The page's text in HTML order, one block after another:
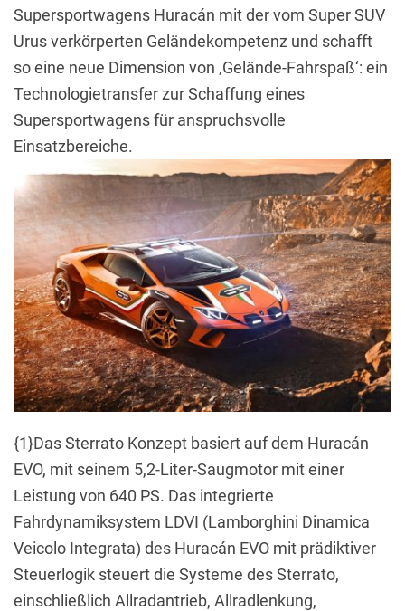
Supersportwagens Huracán mit der vom Super SUV
Urus verkörperten Geländekompetenz und schafft
so eine neue Dimension von ‚Gelände-Fahrspaß‘: ein
Technologietransfer zur Schaffung eines
Supersportwagens für anspruchsvolle
Einsatzbereiche.
{1}Das Sterrato Konzept basiert auf dem Huracán
EVO, mit seinem 5,2-Liter-Saugmotor mit einer
Leistung von 640 PS. Das integrierte
Fahrdynamiksystem LDVI (Lamborghini Dinamica
Veicolo Integrata) des Huracán EVO mit prädiktiver
Steuerlogik steuert die Systeme des Sterrato,
einschließlich Allradantrieb, Allradlenkung,